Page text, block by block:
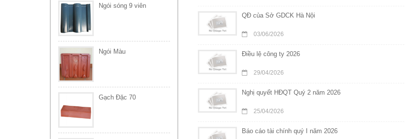
Ngói sóng 9 viên
Ngói Màu
Gạch Đặc 70
QĐ của Sở GDCK Hà Nội
03/06/2026
Điều lệ công ty 2026
29/04/2026
Nghị quyết HĐQT Quý 2 năm 2026
25/04/2026
Báo cáo tài chính quý I năm 2026